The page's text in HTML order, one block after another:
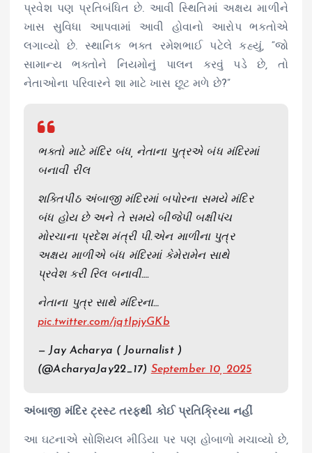
પ્રવેશ પણ પ્રતિબંધિત છે. આવી સ્થિતિમાં અક્ષય માળીને
ખાસ સુવિધા આપવામાં આવી હોવાનો આરોપ ભક્તોએ
લગાવ્યો છે. સ્થાનિક ભક્ત રમેશભાઈ પટેલે કહ્યું, “જો
સામાન્ય ભક્તોને નિયમોનું પાલન કરવું પડે છે, તો
નેતાઓના પરિવારને શા માટે ખાસ છૂટ મળે છે?”
ભક્તો માટે મંદિર બંધ, નેતાના પુત્રએ બંધ મંદિરમાં
બનાવી રીલ
શક્તિપીઠ અંબાજી મંદિરમાં બપોરના સમયે મંદિર
બંધ હોય છે અને તે સમયે બીજેપી બક્ષીપંચ
મોરચાના પ્રદેશ મંત્રી પી.એન માળીના પુત્ર
અક્ષય માળીએ બંધ મંદિરમાં કેમેરામેન સાથે
પ્રવેશ કરી રિલ બનાવી….
નેતાના પુત્ર સાથે મંદિરના…
pic.twitter.com/jqtIpjyGKb
— Jay Acharya ( Journalist )
(@AcharyaJay22_17) September 10, 2025
અંબાજી મંદિર ટ્રસ્ટ તરફથી કોઈ પ્રતિક્રિયા નહીં
આ ઘટનાએ સોશિયલ મીડિયા પર પણ હોબાળો મચાવ્યો છે,